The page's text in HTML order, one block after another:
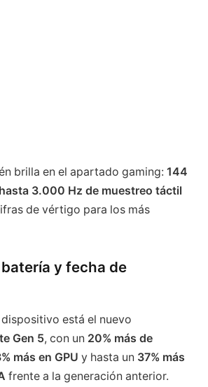
brilla en el apartado gaming: 144
3.000 Hz de muestreo táctil
de vértigo para los más
y fecha de
está el nuevo
Gen 5, con un 20% más de
más en GPU y hasta un 37% más
frente a la generación anterior.